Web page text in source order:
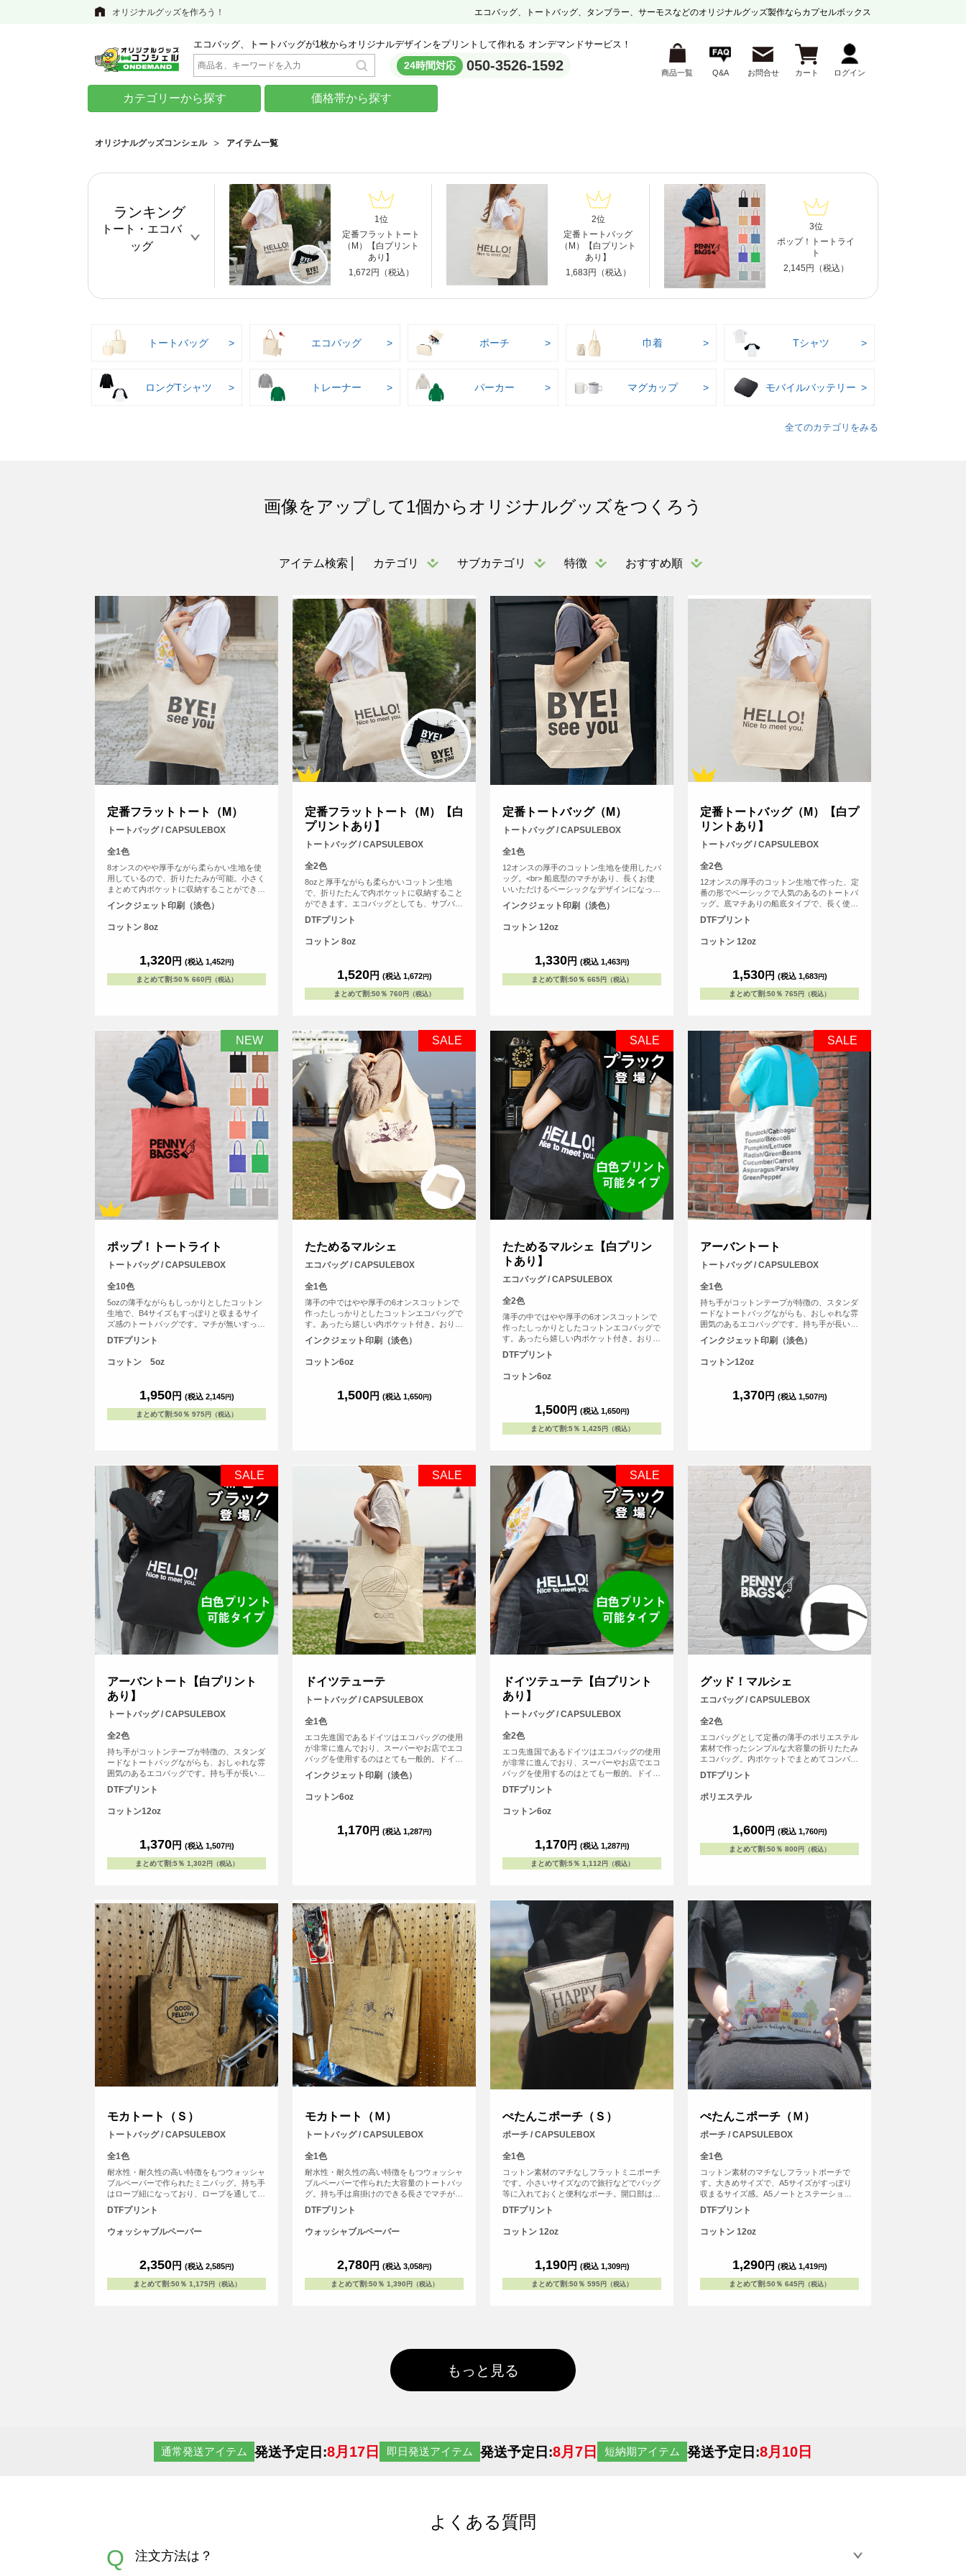
オリジナルグッズを作ろう！ エコバッグ、トートバッグ、タンブラー、サーモスなどのオリジナルグッズ製作ならカプセルボックス
エコバッグ、トートバッグが1枚からオリジナルデザインをプリントして作れる オンデマンドサービス！
24時間対応 050-3526-1592 商品一覧 Q&A お問合せ カート ログイン
カテゴリーから探す 価格帯から探す
オリジナルグッズコンシェル アイテム一覧
ランキング
トート・エコバ
ッグ
1位
定番フラットトート
（M）【白プリント
あり】
1,672円（税込）
2位
定番トートバッグ
（M）【白プリント
あり】
1,683円（税込）
3位
ポップ！トートライ
ト
2,145円（税込）
トートバッグ エコバッグ ポーチ 巾着 Tシャツ
ロングTシャツ トレーナー パーカー マグカップ モバイルバッテリー
全てのカテゴリをみる
画像をアップして1個からオリジナルグッズをつくろう
アイテム検索 カテゴリ サブカテゴリ 特徴 おすすめ順
定番フラットトート（M）
トートバッグ / CAPSULEBOX
全1色
8オンスのやや厚手ながら柔らかい生地を使
用しているので、折りたたみが可能。小さく
まとめて内ポケットに収納することができま
す。<br> 持ち手が長く、肩にゆったりとか
けて手を塞がずご使用いただけます。 大容
の様々な場面で活躍します。
インクジェット印刷（淡色）
コットン 8oz
1,320円 (税込 1,452円)
まとめて割:50％ 660 円（税込）
定番フラットトート（M）【白
プリントあり】
トートバッグ / CAPSULEBOX
全2色
8ozと厚手ながらも柔らかいコットン生地
で、折りたたんで内ポケットに収納すること
ができます。エコバッグとしても、サブバッ
グとしても持ち歩きにも便利なトートバッ
グ、持ち手が長いので老若男女問わず肩から
す。
DTFプリント
コットン 8oz
1,520円 (税込 1,672円)
まとめて割:50％ 760 円（税込）
定番トートバッグ（M）
トートバッグ / CAPSULEBOX
全1色
12オンスの厚手のコットン生地を使用したバ
ッグ。<br> 船底型のマチがあり、長くお使
いいただけるベーシックなデザインになって
います。<br> 印刷は白色を印刷しない、フ
ルカラーインクジェット印刷。広い範囲を印
も最適です。
インクジェット印刷（淡色）
コットン 12oz
1,330円 (税込 1,463円)
まとめて割:50％ 665 円（税込）
定番トートバッグ（M）【白プ
リントあり】
トートバッグ / CAPSULEBOX
全2色
12オンスの厚手のコットン生地で作った、定
番の形でベーシックで人気のあるのトートバ
ッグ。底マチありの船底タイプで、長く使っ
て頂けるバッグです。使用用途も多様なの
で、普段使いからノベルティ用としても、販
用頂けます。
DTFプリント
コットン 12oz
1,530円 (税込 1,683円)
まとめて割:50％ 765 円（税込）
NEW
ポップ！トートライト
トートバッグ / CAPSULEBOX
全10色
5ozの薄手ながらもしっかりとしたコットン
生地で、B4サイズもすっぽりと収まるサイ
ズ感のトートバッグです。マチが無いすっき
りとしたフラットタイプのトートバッグなの
で書類の持ち運びや、サブバッグとしても持
い設計なので肩からゆったりかけて手を塞が
DTFプリント
コットン 5oz
1,950円 (税込 2,145円)
まとめて割:50％ 975 円（税込）
SALE
たためるマルシェ
エコバッグ / CAPSULEBOX
全1色
薄手の中ではやや厚手の6オンスコットンで
作ったしっかりとしたコットンエコバッグで
す。あったら嬉しい内ポケット付き。おりた
たんで内ポケットに入れればコンパクトにす
ることができます。パイピングもあり、とて
ルプリントして1枚からフルカラープリント
在庫しています）
インクジェット印刷（淡色）
コットン6oz
1,500円 (税込 1,650円)
SALE
たためるマルシェ【白プリン
トあり】
エコバッグ / CAPSULEBOX
全2色
薄手の中ではやや厚手の6オンスコットンで
作ったしっかりとしたコットンエコバッグで
す。あったら嬉しい内ポケット付き。おりた
たんで内ポケットに入れればコンパクトにす
ることができます。パイピングもあり、とて
ルプリントして1枚からフルカラープリント
在庫しています）
DTFプリント
コットン6oz
1,500円 (税込 1,650円)
まとめて割:5％ 1,425円（税込）
SALE
アーバントート
トートバッグ / CAPSULEBOX
全1色
持ち手がコットンテープが特徴の、スタンダ
ードなトートバッグながらも、おしゃれな雰
囲気のあるエコバッグです。持ち手が長いの
で肩から余裕をもってかけることが可能で
す。厚手のコットンを使っているので、普段
インクジェット印刷（淡色）
コットン12oz
1,370円 (税込 1,507円)
SALE
アーバントート【白プリント
あり】
トートバッグ / CAPSULEBOX
全2色
持ち手がコットンテープが特徴の、スタンダ
ードなトートバッグながらも、おしゃれな雰
囲気のあるエコバッグです。持ち手が長いの
で肩から余裕をもってかけることが可能で
す。厚手のコットンを使っているので、普段
オリジナルバッグのため、常備在庫していま
DTFプリント
コットン12oz
1,370円 (税込 1,507円)
まとめて割:5％ 1,302 円（税込）
SALE
ドイツテューテ
トートバッグ / CAPSULEBOX
全1色
エコ先進国であるドイツはエコバッグの使用
が非常に進んでおり、スーパーやお店でエコ
バッグを使用するのはとても一般的。ドイツ
でポピュラーなおしゃれなエコバッグと同じ
かたちのエコバッグ、「ドイツテューテ」に
て長いので肩からかけても負担が少ない。見
インクジェット印刷（淡色）
コットン6oz
1,170円 (税込 1,287円)
SALE
ドイツテューテ【白プリント
あり】
トートバッグ / CAPSULEBOX
全2色
エコ先進国であるドイツはエコバッグの使用
が非常に進んでおり、スーパーやお店でエコ
バッグを使用するのはとても一般的。ドイツ
でポピュラーなおしゃれなエコバッグと同じ
かたちのエコバッグ、「ドイツテューテ」に
て長いので肩からかけても負担が少ない。見
DTFプリント
コットン6oz
1,170円 (税込 1,287円)
まとめて割:5％ 1,112 円（税込）
グッド！マルシェ
エコバッグ / CAPSULEBOX
全2色
エコバッグとして定番の薄手のポリエステル
素材で作ったシンプルな大容量の折りたたみ
エコバッグ。内ポケットでまとめてコンパク
トに収納が可能で、ポリエステル素材のため
軽量で折りたたみやすくバッグの中でかさば
らないため人気の高いエコバッグです。
DTFプリント
ポリエステル
1,600円 (税込 1,760円)
まとめて割:50％ 800 円（税込）
モカトート（Ｓ）
トートバッグ / CAPSULEBOX
全1色
耐水性・耐久性の高い特徴をもつウォッシャ
ブルペーパーで作られたミニバッグ。持ち手
はロープ紐になっており、ロープを通してい
る穴はハトメ加工になっています。500mlペ
ットボトルもすっぽりと収まるサイズ感でマ
チが10cmと広めになっているため、ちょっ
とした買い物やお出かけにぴったりのトート
DTFプリント
ウォッシャブルペーパー
2,350円 (税込 2,585円)
まとめて割:50％ 1,175円（税込）
モカトート（Ｍ）
トートバッグ / CAPSULEBOX
全1色
耐水性・耐久性の高い特徴をもつウォッシャ
ブルペーパーで作られた大容量のトートバッ
グ。持ち手は肩掛けのできる長さでマチが
16cmとかなり広く、2Lペットボトルもすっ
ぽりと収まるサイズ感です。生地の強度もし
っかりとしたつくりのため、お買い物などで
もたっぷりと物を収納することができます。
DTFプリント
ウォッシャブルペーパー
2,780円 (税込 3,058円)
まとめて割:50％ 1,390 円（税込）
ぺたんこポーチ（Ｓ）
ポーチ / CAPSULEBOX
全1色
コットン素材のマチなしフラットミニポーチ
です。小さいサイズなので旅行などでバッグ
等に入れておくと便利なポーチ。開口部はジ
ッパーになっております。四角い形のポーチ
は印刷ができる範囲も広く、お好きなデザイ
ポーチを作成できます。
DTFプリント
コットン 12oz
1,190円 (税込 1,309円)
まとめて割:50％ 595 円（税込）
ぺたんこポーチ（Ｍ）
ポーチ / CAPSULEBOX
全1色
コットン素材のマチなしフラットポーチで
す。大きめサイズで、A5サイズがすっぽり
収まるサイズ感。A5ノートとステーショナ
リーを持ち歩いたり、旅行などで小物の小分
け用ポーチとしても活躍します。開口部はジ
は印刷ができる範囲も広く、お好きなデザイ
DTFプリント
コットン 12oz
1,290円 (税込 1,419円)
まとめて割:50％ 645 円（税込）
もっと見る
通常発送アイテム 発送予定日:8月17日 即日発送アイテム 発送予定日:8月7日 短納期アイテム 発送予定日:8月10日
よくある質問
Q 注文方法は？